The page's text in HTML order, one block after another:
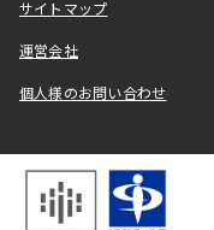
サイトマップ
運営会社
個人様のお問い合わせ